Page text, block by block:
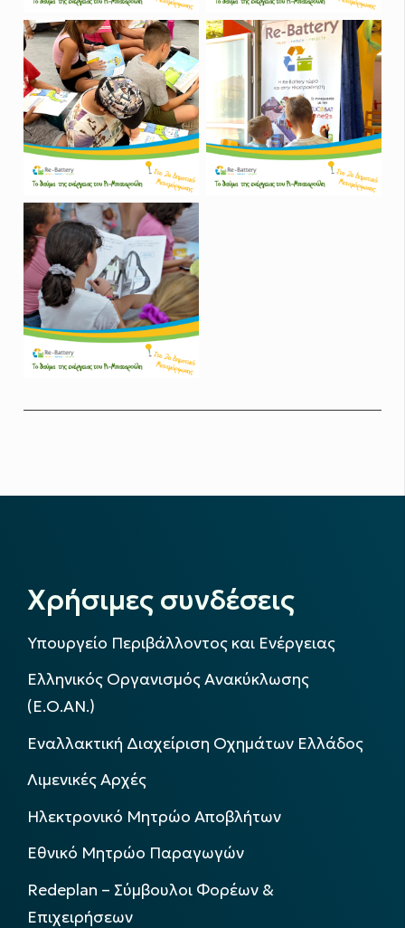
Χρήσιμες συνδέσεις
Υπουργείο Περιβάλλοντος και Ενέργειας
Ελληνικός Οργανισμός Ανακύκλωσης
(Ε.Ο.ΑΝ.)
Εναλλακτική Διαχείριση Οχημάτων Ελλάδος
Λιμενικές Αρχές
Ηλεκτρονικό Μητρώο Αποβλήτων
Εθνικό Μητρώο Παραγωγών
Redeplan – Σύμβουλοι Φορέων &
Επιχειρήσεων